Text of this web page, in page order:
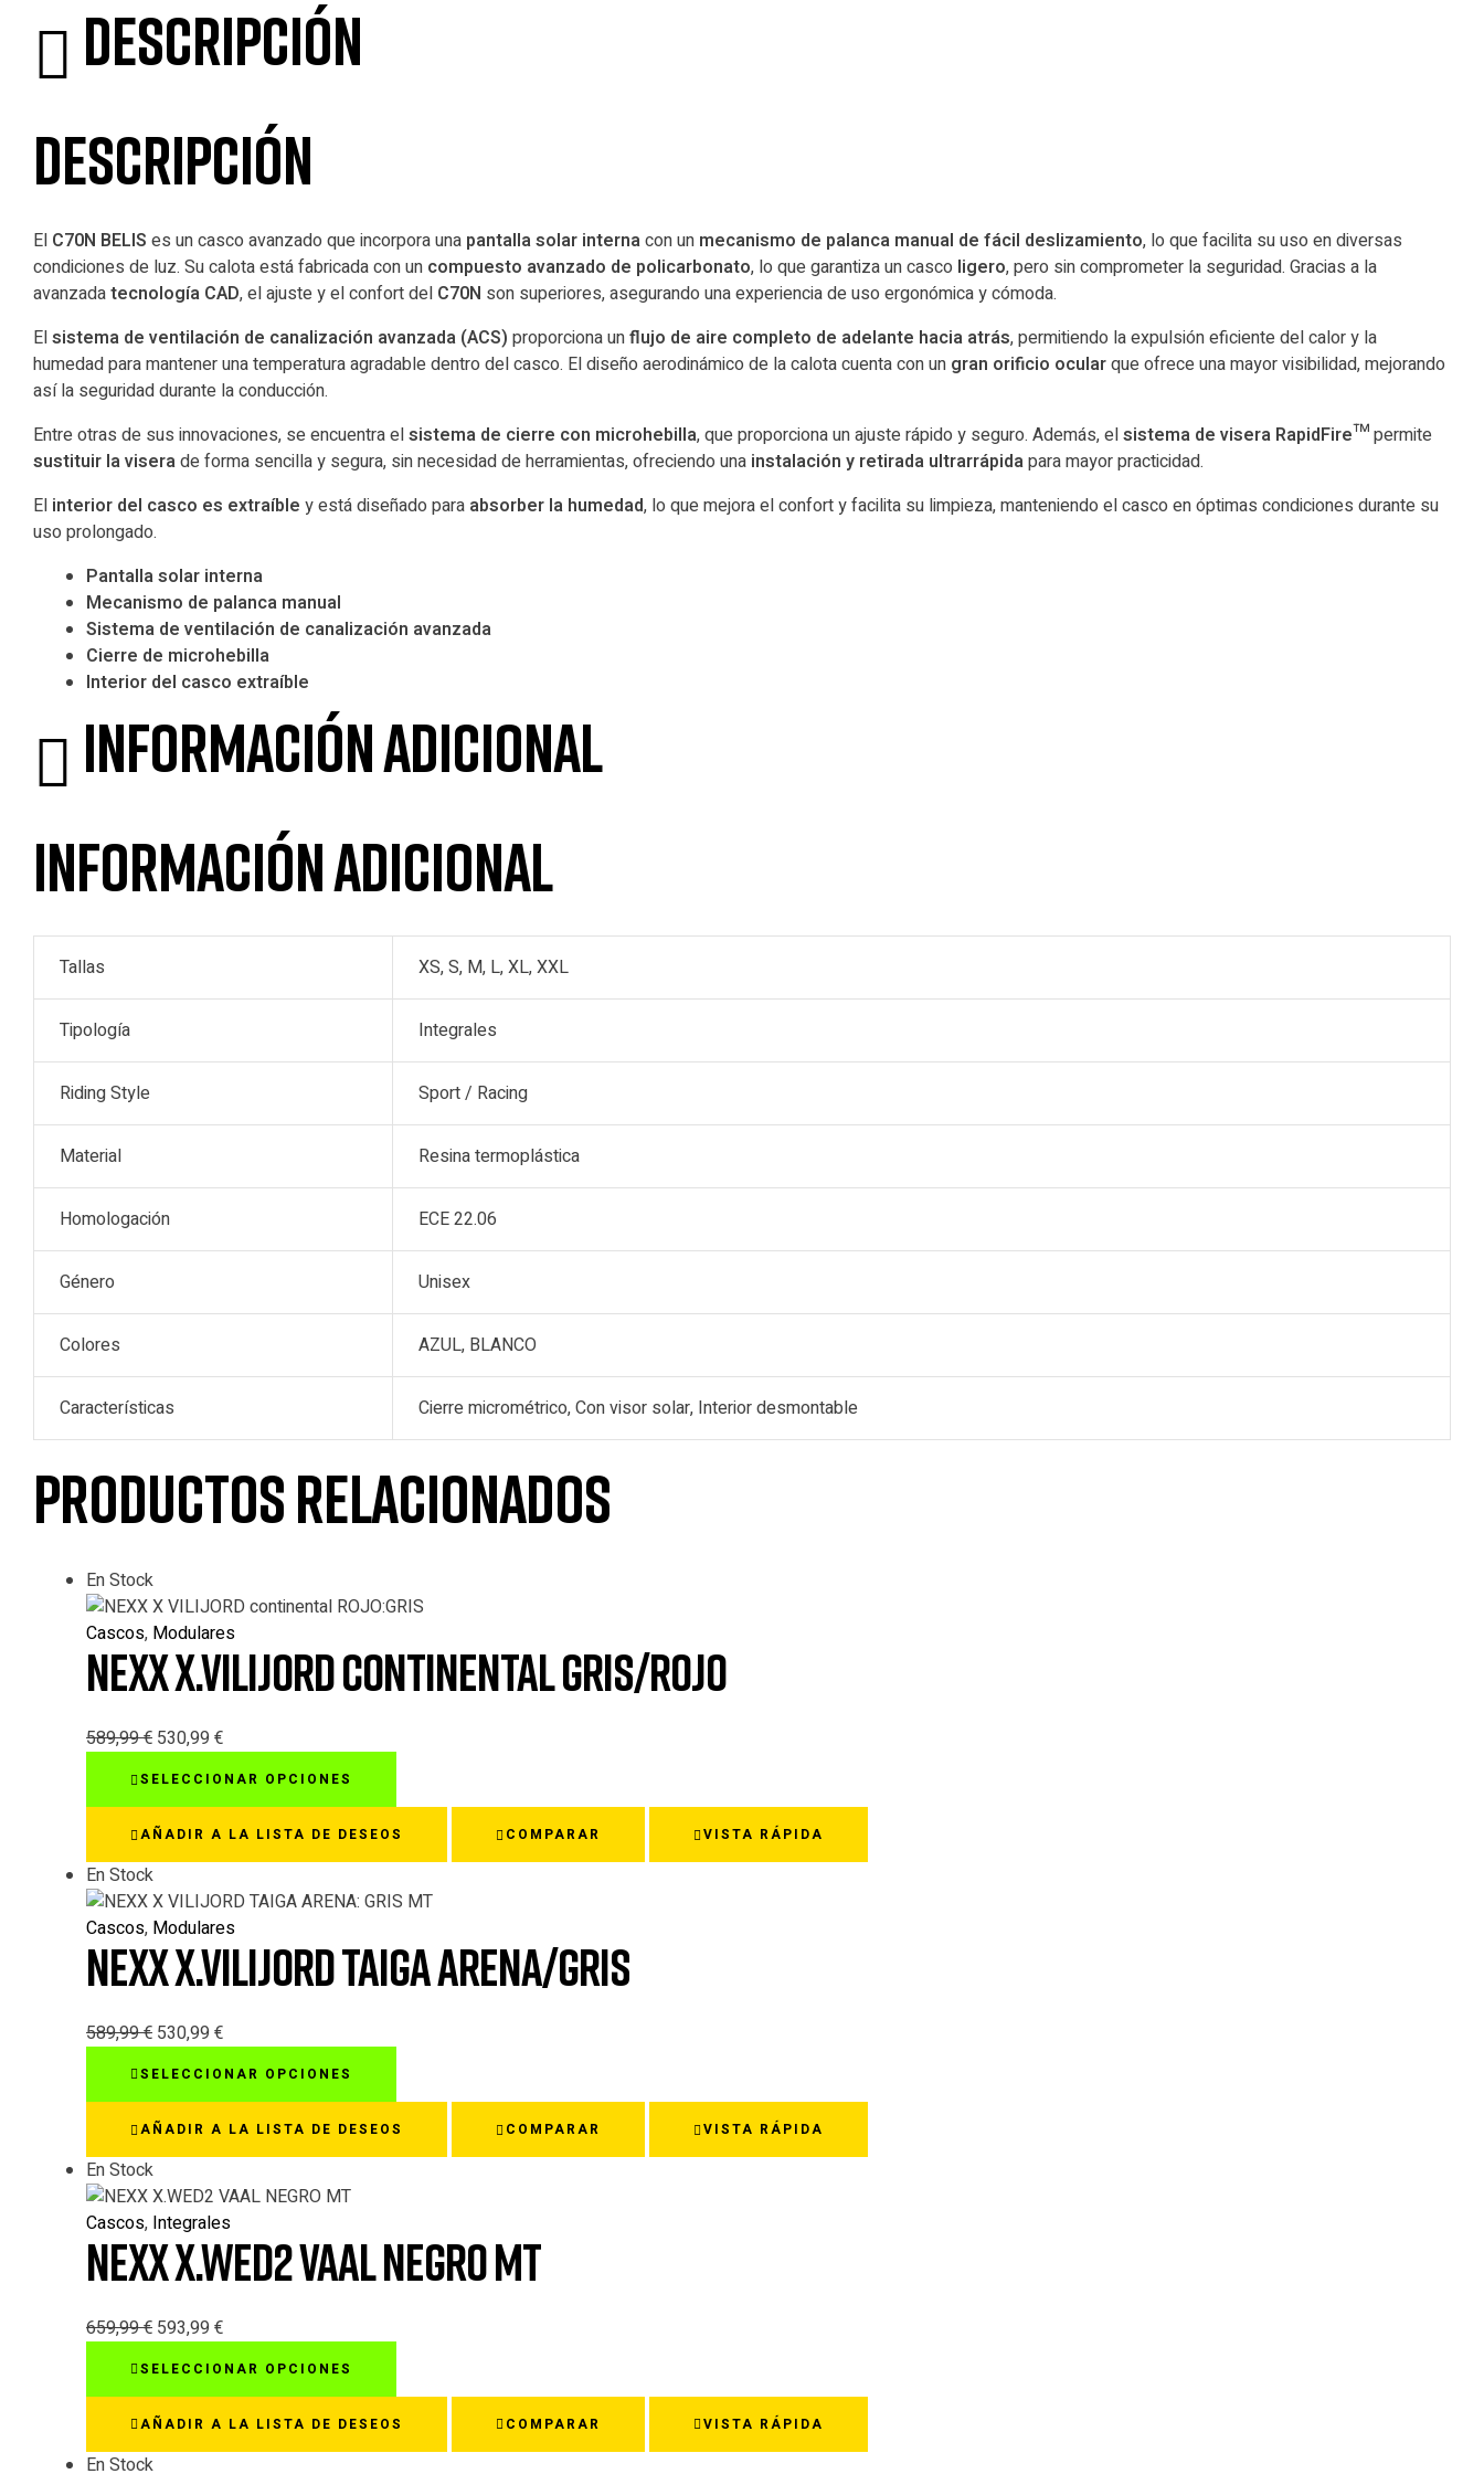
Descripción
Descripción
El C70N BELIS es un casco avanzado que incorpora una pantalla solar internacon un mecanismo de palanca manual de fácil deslizamiento, lo que facilita su uso en diversas
condiciones de luz. Su calota está fabricada con un compuesto avanzado de policarbonato, lo que garantiza un casco ligero, pero sin comprometer la seguridad. Gracias a la
avanzadatecnología CAD, el ajuste y el confort del C70N son superiores, asegurando una experiencia de uso ergonómica y cómoda.
Elsistema de ventilación de canalización avanzada (ACS) proporciona unflujo de aire completo de adelante hacia atrás, permitiendo la expulsión eficiente del calor y la
humedad para mantener una temperatura agradable dentro del casco. El diseño aerodinámico de la calota cuenta con un gran orificio ocularque ofrece una mayor visibilidad, mejorando
así la seguridad durante la conducción.
Entre otras de sus innovaciones, se encuentra elsistema de cierre con microhebilla, que proporciona un ajuste rápido y seguro. Además, elsistema de visera RapidFire™permite
sustituir la viserade forma sencilla y segura, sin necesidad de herramientas, ofreciendo una instalación y retirada ultrarrápidapara mayor practicidad.
El interior del casco es extraíble y está diseñado para absorber la humedad, lo que mejora el confort y facilita su limpieza, manteniendo el casco en óptimas condiciones durante su
uso prolongado.
Pantalla solar interna
Mecanismo de palanca manual
Sistema de ventilación de canalización avanzada
Cierre de microhebilla
Interior del casco extraíble
Información adicional
Información adicional
Tallas XS, S, M, L, XL, XXL
Tipología Integrales
Riding Style Sport / Racing
Material Resina termoplástica
Homologación ECE 22.06
Género Unisex
Colores AZUL, BLANCO
Características Cierre micrométrico, Con visor solar, Interior desmontable
Productos relacionados
En Stock
Cascos, Modulares
NEXX X.VILIJORD CONTINENTAL GRIS/ROJO
589,99€ 530,99 €
SELECCIONAR OPCIONES
múltiples
variantes.
Las
se
pueden
la
de
producto
AÑADIR A LA LISTA DE DESEOS COMPARAR VISTA RÁPIDA
En Stock
Cascos, Modulares
NEXX X.VILIJORD TAIGA ARENA/GRIS
589,99€ 530,99 €
SELECCIONAR OPCIONES
múltiples
variantes.
se
pueden
la
de
producto
AÑADIR A LA LISTA DE DESEOS COMPARAR VISTA RÁPIDA
En Stock
Cascos, Integrales
NEXX X.WED2 VAAL NEGRO MT
659,99€ 593,99 €
SELECCIONAR OPCIONES
múltiples
variantes.
AÑADIR A LA LISTA DE DESEOS COMPARAR VISTA RÁPIDA
En Stock